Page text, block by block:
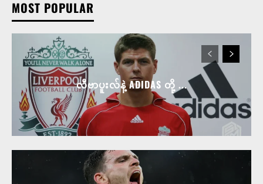
MOST POPULAR
လီဗာပူးလ်နဲ့ ADIDAS တို့ ...